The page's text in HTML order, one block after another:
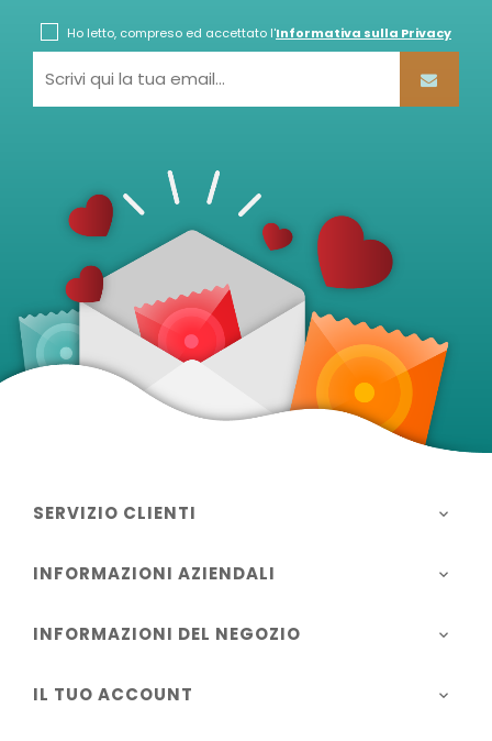
Ho letto, compreso ed accettato l'Informativa sulla Privacy
SERVIZIO CLIENTI 
INFORMAZIONI AZIENDALI 
INFORMAZIONI DEL NEGOZIO 
IL TUO ACCOUNT 